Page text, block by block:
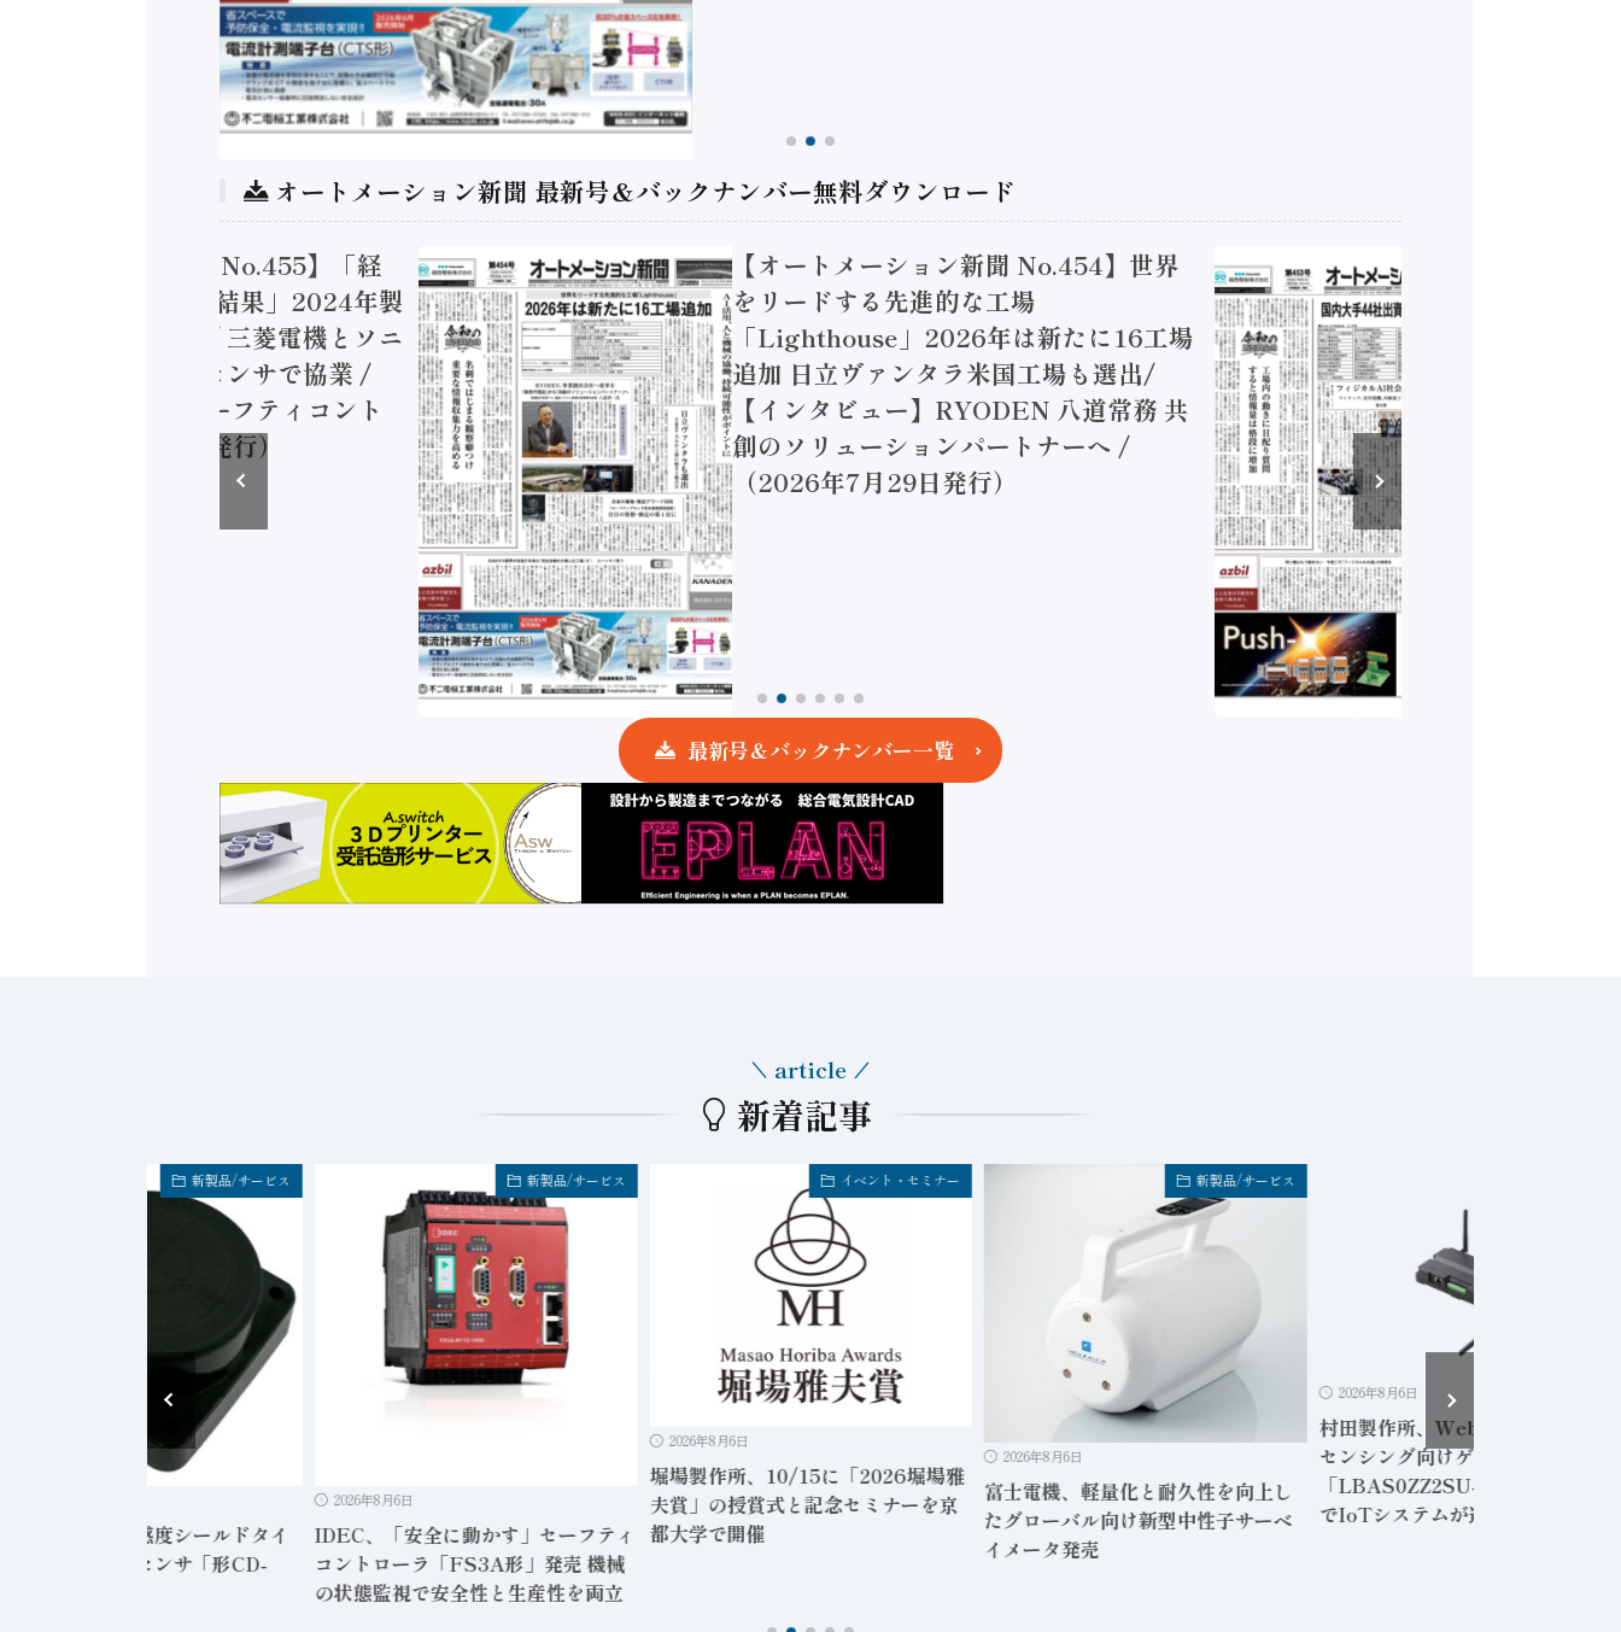
オートメーション新聞 最新号＆バックナンバー無料ダウンロード
トメーション新聞 No.455】「経
実態調査二次集計結果」2024年製
加価値額86兆円 / 三菱電機とソニ
コン AIビジョンセンサで協業 /
安全に動かすセーフティコント
（2026年8月5日発行）
【オートメーション新聞 No.454】世界
をリードする先進的な工場
「Lighthouse」2026年は新たに16工場
追加 日立ヴァンタラ米国工場も選出/
【インタビュー】RYODEN 八道常務 共
創のソリューションパートナーへ /
（2026年7月29日発行）
最新号＆バックナンバー一覧
新着記事
article
新製品/サービス
サテック、高感度シールドタイ
電容量形近接センサ「形CD-
新製品/サービス
2026年8月6日
IDEC、「安全に動かす」セーフティ
コントローラ「FS3A形」発売 機械
の状態監視で安全性と生産性を両立
イベント・セミナー
2026年8月6日
堀場製作所、10/15に「2026堀場雅
夫賞」の授賞式と記念セミナーを京
都大学で開催
新製品/サービス
2026年8月6日
富士電機、軽量化と耐久性を向上し
たグローバル向け新型中性子サーベ
イメータ発売
2026年8月6日
村田製作所、Webアプリ内蔵の無
センシング向けゲートウェイ
「LBAS0ZZ2SU-001」専用PC
でIoTシステムが運用可能に